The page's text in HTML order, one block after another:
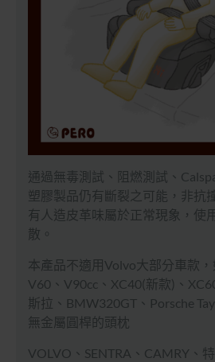
通過無毒測試、阻燃測試、
塑膠製品仍有斷裂之可能，非抗
有人造皮革味屬於正常現象，使
散。
本產品不適用Volvo大部分車款，
V60、V90cc、XC40(新款)、
斯拉、BMW320GT、Porsche
無金屬圓桿的頭枕
VOLVO、SENTRA、CAMRY、